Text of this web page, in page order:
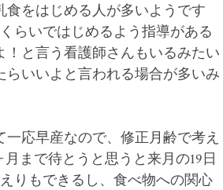
をはじめる人が多いようです
らいではじめるよう指導がある
と言う看護師さんもいるみたい
いいよと言われる場合が多いみ
応早産なので、修正月齢で考え
まで待とうと思うと来月の19日
りもできるし、食べ物への関心